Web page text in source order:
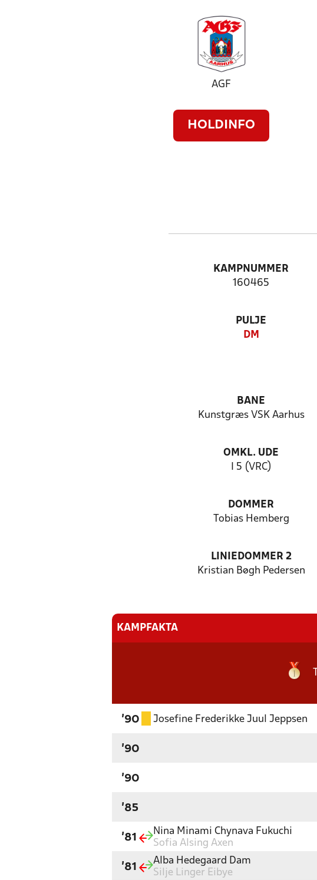
AGF
HOLDINFO
KAMPNUMMER
160465
PULJE
DM
BANE
Kunstgræs VSK Aarhus
OMKL. UDE
I 5 (VRC)
DOMMER
Tobias Hemberg
LINIEDOMMER 2
Kristian Bøgh Pedersen
KAMPFAKTA
'90 Josefine Frederikke Juul Jeppsen
'90
'90
'85
'81
Nina Minami Chynava Fukuchi
Sofia Alsing Axen
'81
Alba Hedegaard Dam
Silje Linger Eibye